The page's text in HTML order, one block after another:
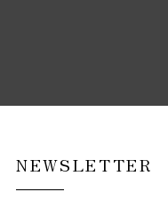
NEWSLETTER